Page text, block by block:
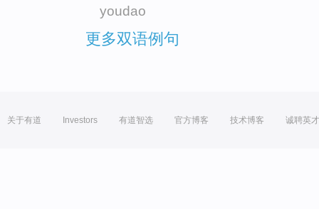
youdao
更多双语例句
关于有道 Investors 有道智选 官方博客 技术博客 诚聘英才